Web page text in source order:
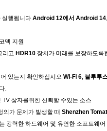
실행됩니다 Android 12에서 Android 14
덱 지원
리고 HDR10 장치가 미래를 보장하도록
있는지 확인하십시오 Wi-Fi 6 블루투
.
상자를위한 신뢰할 수있는 소스
의가 문제가 발생할 때 Shenzhen
강력한 하드웨어 및 유연한 소프트웨